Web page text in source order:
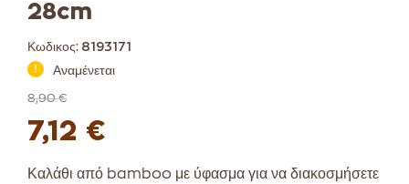
28cm
Κωδικος: 8193171
Αναμένεται
8,90 €
7,12 €
Καλάθι από bamboo με ύφασμα για να διακοσμήσετε